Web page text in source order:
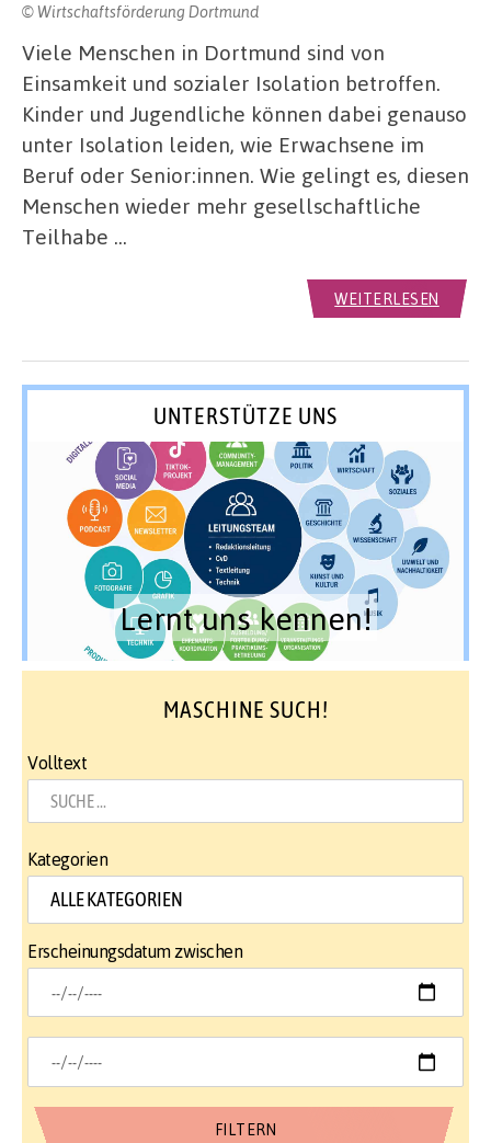
© Wirtschaftsförderung Dortmund
Viele Menschen in Dortmund sind von
Einsamkeit und sozialer Isolation betroffen.
Kinder und Jugendliche können dabei genauso
unter Isolation leiden, wie Erwachsene im
Beruf oder Senior:innen. Wie gelingt es, diesen
Menschen wieder mehr gesellschaftliche
Teilhabe …
WEITERLESEN
UNTERSTÜTZE UNS
Lernt uns kennen!
MASCHINE SUCH!
Volltext
Kategorien
Erscheinungsdatum zwischen